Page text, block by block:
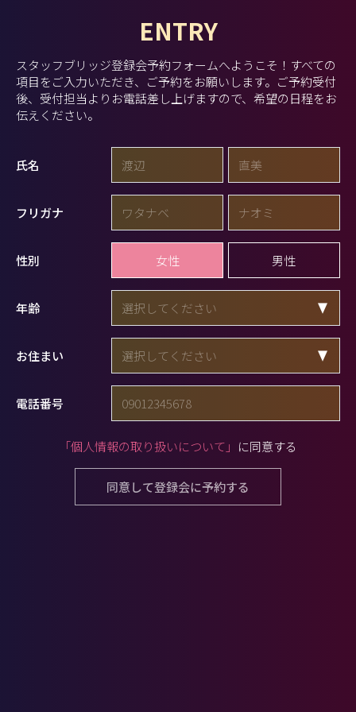
ENTRY
スタッフブリッジ登録会予約フォームへようこそ！ すべての
項目をご入力いただき、ご予約をお願いします。 ご予約受付
後、受付担当よりお電話差し上げますので、希望の日程をお
伝えください。
氏名
フリガナ
性別 女性 男性
年齢
お住まい
電話番号
「個人情報の取り扱いについて」 に同意する
同意して登録会に予約する